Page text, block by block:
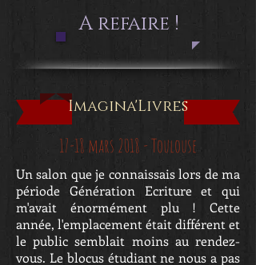
A refaire !
Imagina'Livres
17-18 mars 2018 - Toulouse
Un salon que je connaissais lors de ma
période Génération Ecriture et qui
m'avait énormément plu ! Cette
année, l'emplacement était différent et
le public semblait moins au rendez-
vous. Le blocus étudiant ne nous a pas